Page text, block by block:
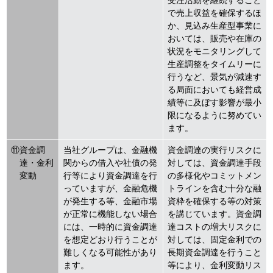
で売上収益を確保するほ
か、見込み生産型事業に
おいては、販売や在庫の
状況をモニタリングして
生産調整をタイムリーに
行うなど、景気が減速す
る局面においても経営成
績等に及ぼす影響が最小
限になるように努めてい
ます。
⑪資金調
達・金利
変動
当社グループは、金融機
関からの借入や社債の発
行等により資金調達を行
っていますが、金融危機
が発生する等、金融市場
が正常に機能しない場合
には、一時的に資金調達
を想定どおり行うことが
難しくなる可能性があり
ます。
資金調達の実行リスクに
対しては、資金調達手段
の多様化やコミットメン
トラインを含む十分な融
資枠を確保する等の対策
を講じています。資金調
達コストの増大リスクに
対しては、固定金利での
長期資金調達を行うこと
等により、金利変動リス